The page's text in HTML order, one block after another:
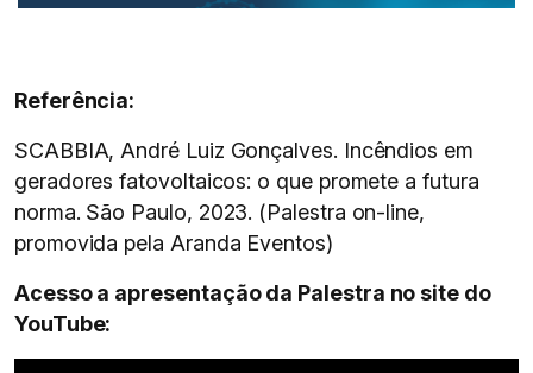
Referência:
SCABBIA, André Luiz Gonçalves. Incêndios em
geradores fatovoltaicos: o que promete a futura
norma. São Paulo, 2023. (Palestra on-line,
promovida pela Aranda Eventos)
Acesso a apresentação da Palestra no site do
YouTube: